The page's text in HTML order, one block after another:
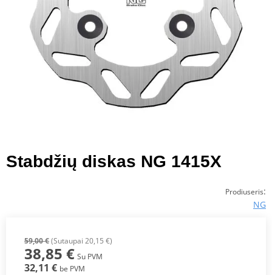
Stabdžių diskas NG 1415X
Prodiuseris:
NG
59,00 €(Sutaupai 20,15 €)
38,85 € Su PVM
32,11 € be PVM